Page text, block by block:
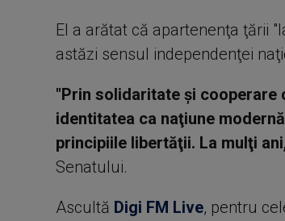
El a arătat că apartenenţa ţării
astăzi sensul independenţei
"Prin solidaritate şi cooperare
identitatea ca naţiune
principiile libertăţii. La mulţi
Senatului.
Ascultă Digi FM Live, pentru